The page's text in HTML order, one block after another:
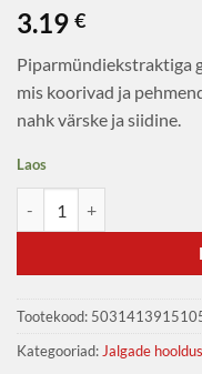
3.19 €
Piparmündiekstraktiga
mis koorivad ja
nahk värske ja siidine.
Laos
Tootekood:
Kategooriad: Jalgade hooldus